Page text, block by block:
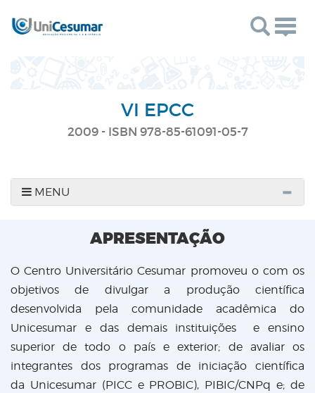
VI EPCC
2009 - ISBN 978-85-61091-05-7
MENU
APRESENTAÇÃO
O Centro Universitário Cesumar promoveu o com os
objetivos de divulgar a produção científica
desenvolvida pela comunidade acadêmica do
Unicesumar e das demais instituições e ensino
superior de todo o país e exterior; de avaliar os
integrantes dos programas de iniciação científica
da Unicesumar (PICC e PROBIC), PIBIC/CNPq e; de